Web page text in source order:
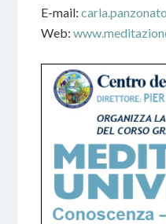
E-mail:
Web: